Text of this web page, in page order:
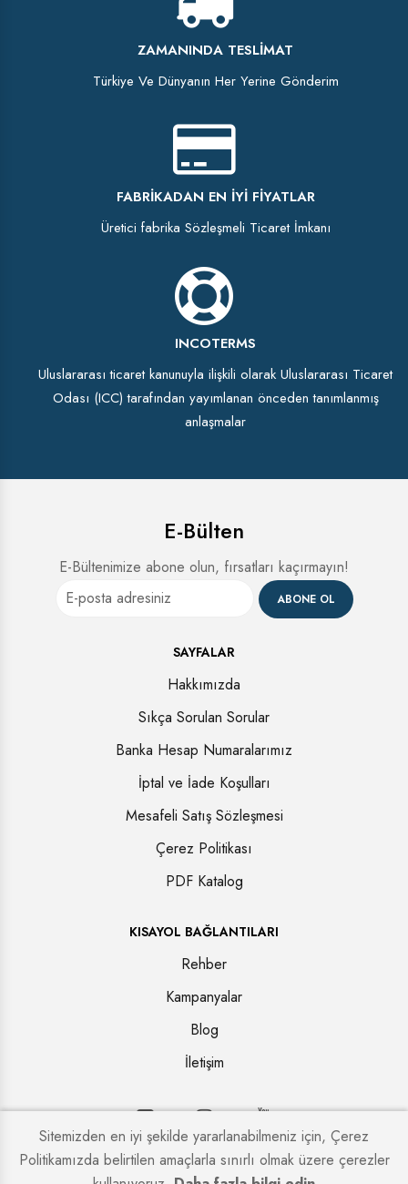
ZAMANINDA TESLIMAT
Türkiye Ve Dünyanın Her Yerine Gönderim
FABRIKADAN EN İYI FIYATLAR
Üretici fabrika Sözleşmeli Ticaret İmkanı
INCOTERMS
Uluslararası ticaret kanunuyla ilişkili olarak Uluslararası Ticaret
Odası (ICC) tarafından yayımlanan önceden tanımlanmış
anlaşmalar
E-Bülten
E-Bültenimize abone olun, fırsatları kaçırmayın!
ABONE OL
SAYFALAR
Hakkımızda
Sıkça Sorulan Sorular
Banka Hesap Numaralarımız
İptal ve İade Koşulları
Mesafeli Satış Sözleşmesi
Çerez Politikası
PDF Katalog
KISAYOL BAĞLANTILARI
Rehber
Kampanyalar
Blog
İletişim
Copyright © 2026. Tüm hakları saklıdır.Kapi Firmaları
Sitemizden en iyi şekilde yararlanabilmeniz için, Çerez
Politikamızda belirtilen amaçlarla sınırlı olmak üzere çerezler